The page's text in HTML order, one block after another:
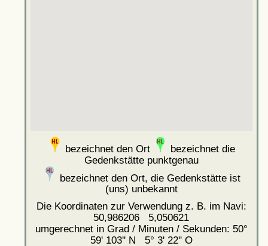
bezeichnet den Ort
bezeichnet die
Gedenkstätte punktgenau
bezeichnet den Ort, die Gedenkstätte ist
(uns) unbekannt
Die Koordinaten zur Verwendung z. B. im Navi:
50,986206 5,050621
umgerechnet in Grad / Minuten / Sekunden: 50°
59' 103'' N 5° 3' 22'' O